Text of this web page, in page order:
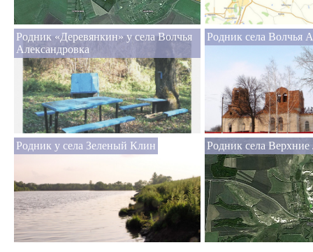
Родник «Деревянкин» у села Волчья
Александровка
Родник села Волчья
Родник у села Зеленый Клин Родник села